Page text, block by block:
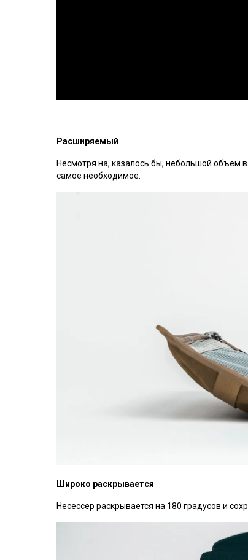
Расширяемый
Несмотря на, казалось бы, небольшой объем
самое необходимое.
Широко раскрывается
Несессер раскрывается на 180 градусов и